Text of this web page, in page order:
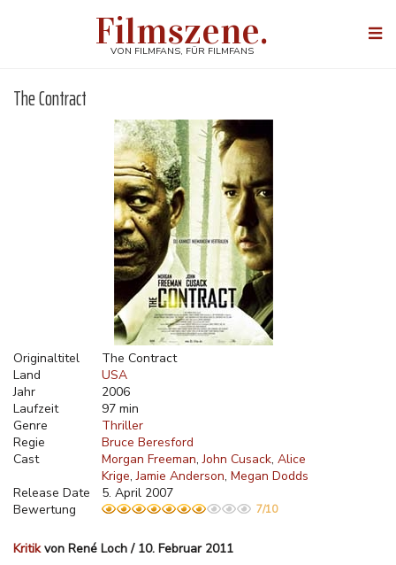
Filmszene.
VON FILMFANS, FÜR FILMFANS
The Contract
Originaltitel
The Contract
Land
USA
Jahr
2006
Laufzeit
97 min
Genre
Thriller
Regie
Bruce Beresford
Cast
Morgan Freeman John Cusack Alice
Krige Jamie Anderson Megan Dodds
Release Date
5. April 2007
Bewertung
7/10
Kritikvon René Loch / 10. Februar 2011